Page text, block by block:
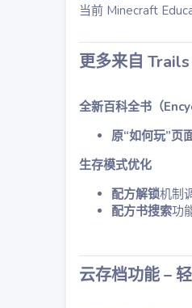
当前 Minecraft
更多来自
全新百科全书（
原“如何玩”页
生存模式优化
配方解锁机制
配方书搜索功
云存档功能 –